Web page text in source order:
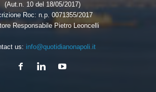
(Aut.n. 10 del 18/05/2017)
Roc: n.p. 0071355/2017
Responsabile Pietro Leoncelli
us: info@quotidianonapoli.it